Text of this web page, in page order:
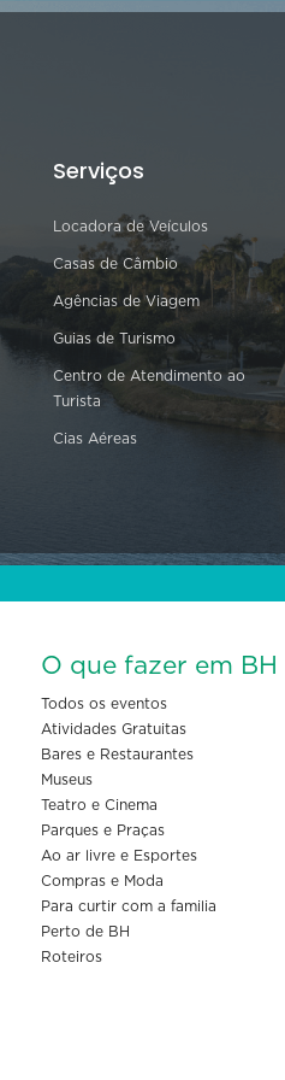
Serviços
Locadora de Veículos
Casas de Câmbio
Agências de Viagem
Guias de Turismo
Centro de Atendimento ao
Turista
Cias Aéreas
O que fazer em BH
Todos os eventos
Atividades Gratuitas
Bares e Restaurantes
Museus
Teatro e Cinema
Parques e Praças
Ao ar livre e Esportes
Compras e Moda
Para curtir com a familia
Perto de BH
Roteiros